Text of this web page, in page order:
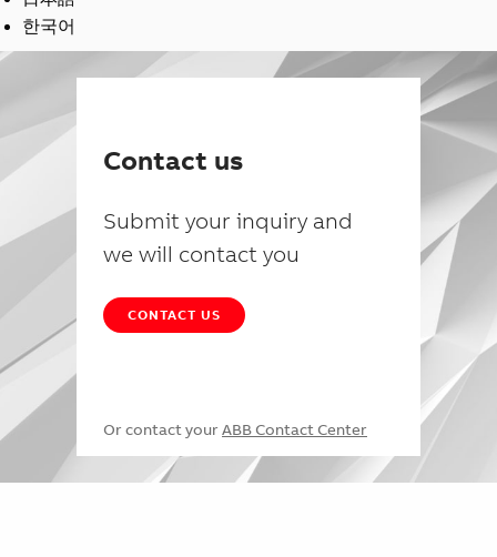
한국어
Contact us
Submit your inquiry and
we will contact you
CONTACT US
Or contact your ABB Contact Center